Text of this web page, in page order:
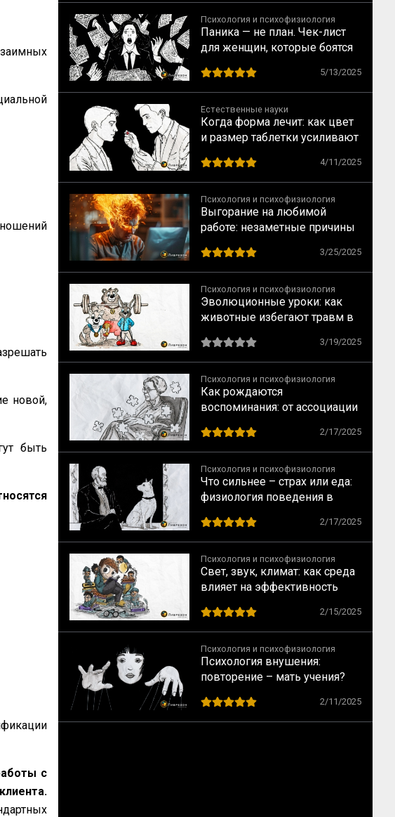
новой,
быть
с
Психология и психофизиология
Паника — не план. Чек-лист
для женщин, которые боятся
5/13/2025
Естественные науки
Когда форма лечит: как цвет
и размер таблетки усиливают
4/11/2025
Психология и психофизиология
Выгорание на любимой
работе: незаметные причины
3/25/2025
Психология и психофизиология
Эволюционные уроки: как
животные избегают травм в
3/19/2025
Психология и психофизиология
Как рождаются
воспоминания: от ассоциации
2/17/2025
Психология и психофизиология
Что сильнее – страх или еда:
физиология поведения в
2/17/2025
Психология и психофизиология
Свет, звук, климат: как среда
влияет на эффективность
2/15/2025
Психология и психофизиология
Психология внушения:
повторение – мать учения?
2/11/2025